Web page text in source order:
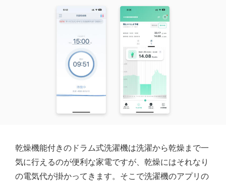
乾燥機能付きのドラム式洗濯機は洗濯から乾燥まで一
気に行えるのが便利な家電ですが、乾燥にはそれなり
の電気代が掛かってきます。そこで洗濯機のアプリの